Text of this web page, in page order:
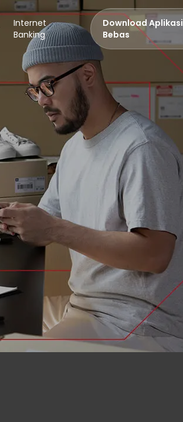
Internet
Banking
Download Aplikasi
Bebas